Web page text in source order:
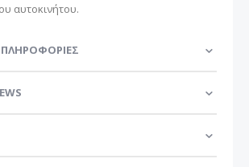
αυτοκινήτου.
ΠΛΗΡΟΦΟΡΊΕΣ